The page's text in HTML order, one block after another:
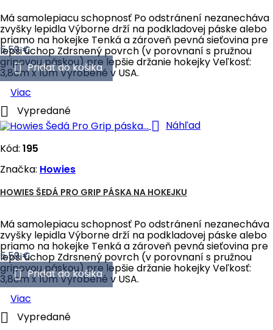
Má samolepiacu schopnosť Po odstránení nezanecháva
zvyšky lepidla Výborne drží na podkladovej páske alebo
priamo na hokejke Tenká a zároveň pevná sieťovina pre
lepši úchop Zdrsnený povrch (v porovnaní s pružnou
gripovou páskou) pre lepšie držanie hokejky Veľkosť:
3,8cm x 10m Vyrobené v USA.
Cena
5,59 €
 Pridať do košika
Viac
 Vypredané
 Náhľad
Kód: 195
Značka: Howies
HOWIES ŠEDÁ PRO GRIP PÁSKA NA HOKEJKU
Má samolepiacu schopnosť Po odstránení nezanecháva
zvyšky lepidla Výborne drží na podkladovej páske alebo
priamo na hokejke Tenká a zároveň pevná sieťovina pre
lepši úchop Zdrsnený povrch (v porovnaní s pružnou
gripovou páskou) pre lepšie držanie hokejky Veľkosť:
3,8cm x 10m Vyrobené v USA.
Cena
5,59 €
 Pridať do košika
Viac
 Vypredané